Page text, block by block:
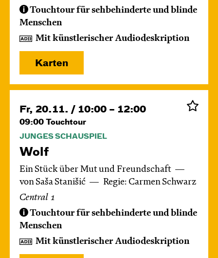
Touchtour für sehbehinderte und blinde
Menschen
Mit künstlerischer Audiodeskription
Karten
Fr, 20.11. / 10:00 – 12:00
09:00 Touchtour
JUNGES SCHAUSPIEL
Wolf
Ein Stück über Mut und Freundschaft
von Saša Stanišić
Regie: Carmen Schwarz
Central 1
Touchtour für sehbehinderte und blinde
Menschen
Mit künstlerischer Audiodeskription